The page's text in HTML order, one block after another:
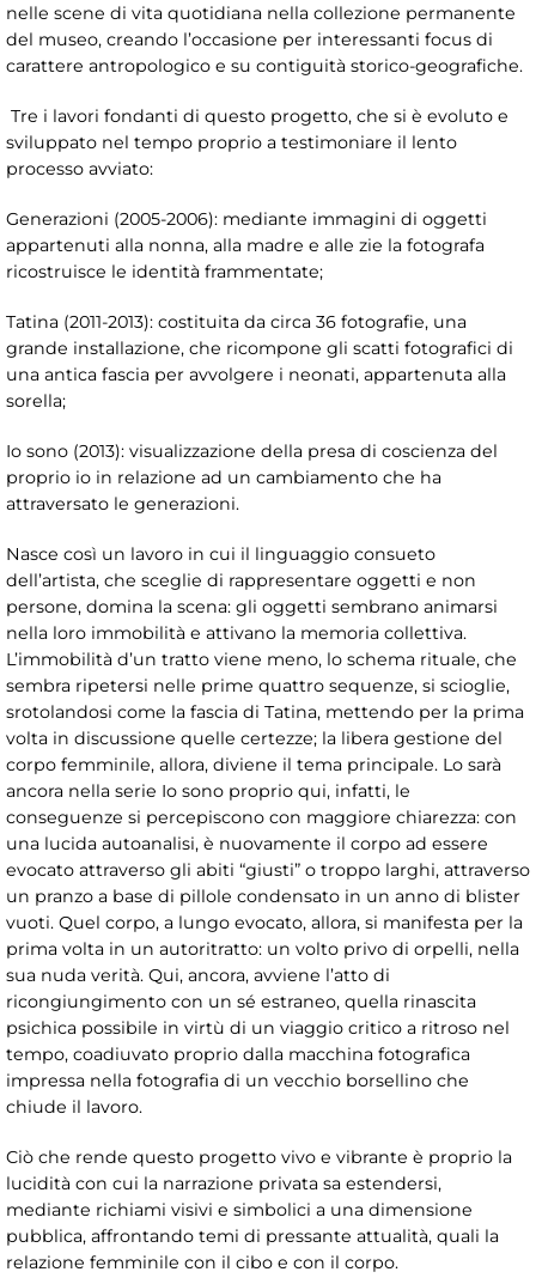
nelle scene di vita quotidiana nella collezione permanente
del museo, creando l’occasione per interessanti focus di
carattere antropologico e su contiguità storico-geografiche.
Tre i lavori fondanti di questo progetto, che si è evoluto e
sviluppato nel tempo proprio a testimoniare il lento
processo avviato:
Generazioni (2005-2006): mediante immagini di oggetti
appartenuti alla nonna, alla madre e alle zie la fotografa
ricostruisce le identità frammentate;
Tatina (2011-2013): costituita da circa 36 fotografie, una
grande installazione, che ricompone gli scatti fotografici di
una antica fascia per avvolgere i neonati, appartenuta alla
sorella;
Io sono (2013): visualizzazione della presa di coscienza del
proprio io in relazione ad un cambiamento che ha
attraversato le generazioni.
Nasce così un lavoro in cui il linguaggio consueto
dell’artista, che sceglie di rappresentare oggetti e non
persone, domina la scena: gli oggetti sembrano animarsi
nella loro immobilità e attivano la memoria collettiva.
L’immobilità d’un tratto viene meno, lo schema rituale, che
sembra ripetersi nelle prime quattro sequenze, si scioglie,
srotolandosi come la fascia di Tatina, mettendo per la prima
volta in discussione quelle certezze; la libera gestione del
corpo femminile, allora, diviene il tema principale. Lo sarà
ancora nella serie Io sono proprio qui, infatti, le
conseguenze si percepiscono con maggiore chiarezza: con
una lucida autoanalisi, è nuovamente il corpo ad essere
evocato attraverso gli abiti “giusti” o troppo larghi, attraverso
un pranzo a base di pillole condensato in un anno di blister
vuoti. Quel corpo, a lungo evocato, allora, si manifesta per la
prima volta in un autoritratto: un volto privo di orpelli, nella
sua nuda verità. Qui, ancora, avviene l’atto di
ricongiungimento con un sé estraneo, quella rinascita
psichica possibile in virtù di un viaggio critico a ritroso nel
tempo, coadiuvato proprio dalla macchina fotografica
impressa nella fotografia di un vecchio borsellino che
chiude il lavoro.
Ciò che rende questo progetto vivo e vibrante è proprio la
lucidità con cui la narrazione privata sa estendersi,
mediante richiami visivi e simbolici a una dimensione
pubblica, affrontando temi di pressante attualità, quali la
relazione femminile con il cibo e con il corpo.